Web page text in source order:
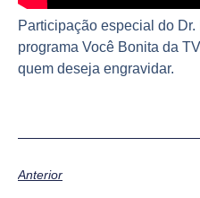
Participação especial do
programa Você Bonita da
quem deseja engravidar.
Anterior